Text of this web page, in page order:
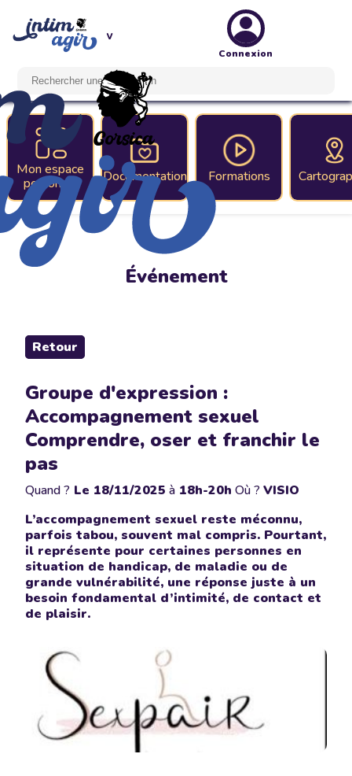
Connexion
Mon espace
personnel
Documentation Formations
Événement
Retour
Groupe d'expression :
Accompagnement sexuel
Comprendre, oser et franchir le
pas
Quand ? Le 18/11/2025 à 18h-20h Où ?VISIO
L’accompagnement sexuel reste méconnu,
parfois tabou, souvent mal compris. Pourtant,
il représente pour certaines personnes en
situation de handicap, de maladie ou de
grande vulnérabilité, une réponse juste à un
besoin fondamental d’intimité, de contact et
de plaisir.